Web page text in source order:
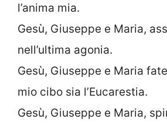
l’anima mia.
Gesù, Giuseppe e Maria,
nell’ultima agonia.
Gesù, Giuseppe e Maria
mio cibo sia l’Eucarestia.
Gesù, Giuseppe e Maria,